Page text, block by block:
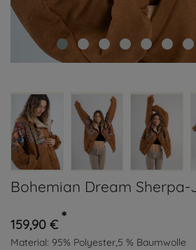
Bohemian Dream Sherpa-
159,90 € *
Material: 95% Polyester,5 % Baumwolle